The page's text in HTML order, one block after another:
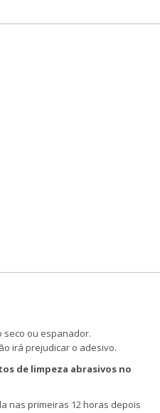
seco ou espanador.
irá prejudicar o adesivo.
de limpeza abrasivos no
nas primeiras 12 horas depois